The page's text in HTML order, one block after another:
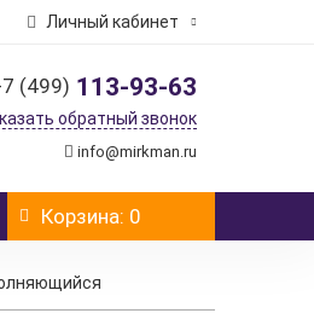
Личный кабинет
(499) 113-93-63
обратный звонок
info@mirkman.ru
Корзина: 0